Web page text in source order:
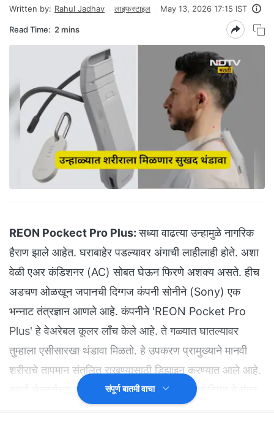
Written by: Rahul Jadhav लाइफस्टाइल May 13, 2026 17:15 IST
Read Time: 2 mins
REON Pockect Pro Plus:सध्या वाढत्या उन्हामुळे नागरिक
हैराण झाले आहेत. घराबाहेर पडल्यावर अंगाची लाहीलाही होते. अशा
वेळी एअर कंडिशनर (AC) सोबत घेऊन फिरणे अशक्य असते. हीच
अडचण ओळखून जपानची दिग्गज कंपनी सोनीने (Sony) एक
भन्नाट तंत्रज्ञान आणले आहे. कंपनीने 'REON Pocket Pro
Plus' हे वेअरेबल कूलर लाँच केले आहे. ते गळ्यात घातल्यावर
तुम्हाला एसीसारखा थंडावा मिळतो. हे उपकरण प्रामुख्याने मानवी
शरीराचे तापमान संतुलित राखण्यासाठी डिझाइन करण्यात आले आहे.
स्मार्ट सेन्सर्सच्या साहाय्याने बाह्य वातावरणातील बदल टिपून हे यंत्र
थंडावा प्रदान करते. त्यामुळे सध्या तरी एसीला पर्याय म्हणून त्याकडे
संपूर्ण बातमी वाचा